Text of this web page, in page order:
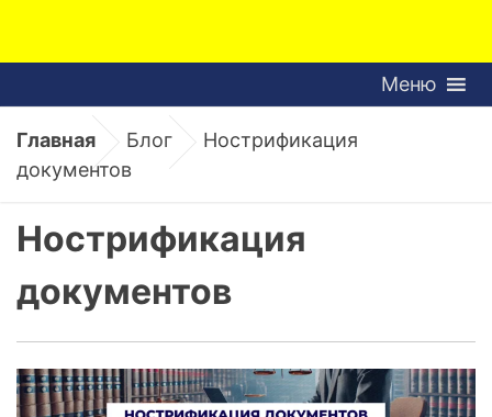
Меню
Главная Блог Нострификация
документов
Нострификация
документов